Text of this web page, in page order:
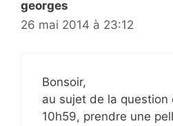
georges
26 mai 2014 à 23:12
Bonsoir,
au sujet de la question
10h59, prendre une